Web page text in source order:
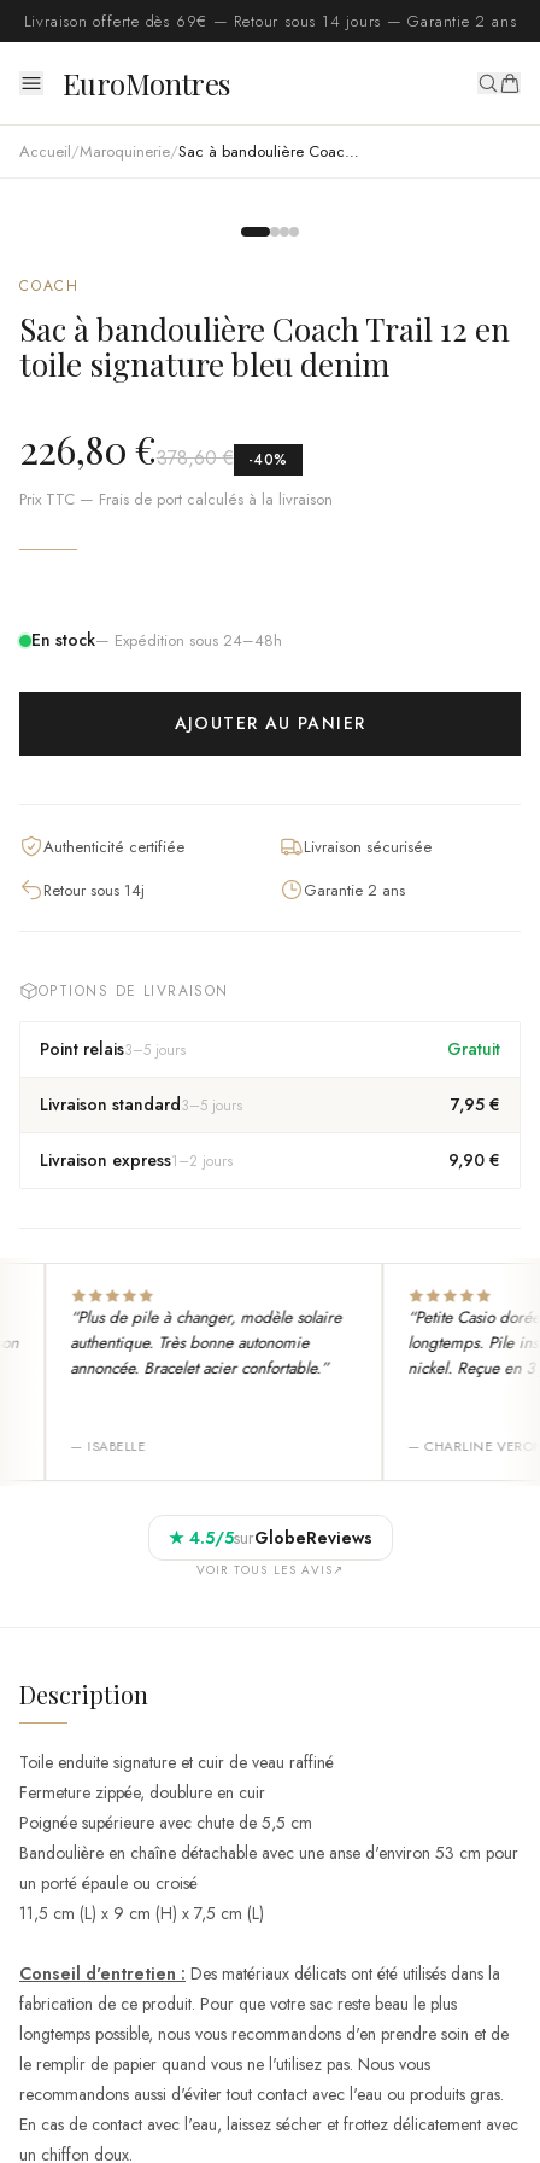
Livraison offerte dès 69€ — Retour sous 14 jours — Garantie 2 ans
EuroMontres
Accueil/Maroquinerie/ Sac à bandoulière Coach Trail 12 en toile signature bleu denim
COACH
Sac à bandoulière Coach Trail 12 en
toile signature bleu denim
226,80 €378,60 € -40%
Prix TTC — Frais de port calculés à la livraison
En stock— Expédition sous 24–48h
AJOUTER AU PANIER
Authenticité certifiée
Livraison sécurisée
Retour sous 14j
Garantie 2 ans
OPTIONS DE LIVRAISON
Point relais3–5 jours Gratuit
Livraison standard3–5 jours 7,95 €
Livraison express1–2 jours 9,90 €
Plus de pile à changer, modèle solaire
authentique. Très bonne autonomie
annoncée. Bracelet acier confortable.”
—ISABELLE
Petite Casio
longtemps. Pile
nickel. Reçue en 3
—CHARLINE VERON
★ 4.5/5surGlobeReviews
VOIR TOUS LES AVIS↗
Description
Toile enduite signature et cuir de veau raffiné
Fermeture zippée, doublure en cuir
Poignée supérieure avec chute de 5,5 cm
Bandoulière en chaîne détachable avec une anse d'environ 53 cm pour
un porté épaule ou croisé
11,5 cm (L) x 9 cm (H) x 7,5 cm (L)
Conseil d'entretien : Des matériaux délicats ont été utilisés dans la
fabrication de ce produit. Pour que votre sac reste beau le plus
longtemps possible, nous vous recommandons d'en prendre soin et de
le remplir de papier quand vous ne l'utilisez pas. Nous vous
recommandons aussi d'éviter tout contact avec l'eau ou produits gras.
En cas de contact avec l'eau, laissez sécher et frottez délicatement avec
un chiffon doux.